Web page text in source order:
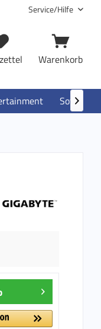
Service/Hilfe
Warenkorb
Software
